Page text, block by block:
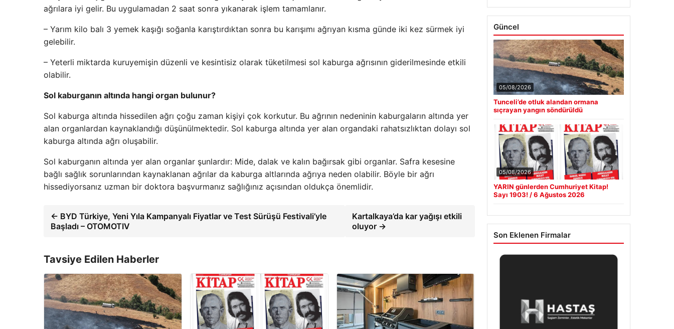
ağrılara iyi gelir. Bu uygulamadan 2 saat sonra yıkanarak işlem tamamlanır.
– Yarım kilo balı 3 yemek kaşığı soğanla karıştırdıktan sonra bu karışımı ağrıyan kısma günde iki kez sürmek iyi
gelebilir.
– Yeterli miktarda kuruyemişin düzenli ve kesintisiz olarak tüketilmesi sol kaburga ağrısının giderilmesinde etkili
olabilir.
Sol kaburganın altında hangi organ bulunur?
Sol kaburga altında hissedilen ağrı çoğu zaman kişiyi çok korkutur. Bu ağrının nedeninin kaburgaların altında yer
alan organlardan kaynaklandığı düşünülmektedir. Sol kaburga altında yer alan organdaki rahatsızlıktan dolayı sol
kaburga altında ağrı oluşabilir.
Sol kaburganın altında yer alan organlar şunlardır: Mide, dalak ve kalın bağırsak gibi organlar. Safra kesesine
bağlı sağlık sorunlarından kaynaklanan ağrılar da kaburga altlarında ağrıya neden olabilir. Böyle bir ağrı
hissediyorsanız uzman bir doktora başvurmanız sağlığınız açısından oldukça önemlidir.
← BYD Türkiye, Yeni Yıla Kampanyalı Fiyatlar ve Test Sürüşü Festivali’yle
Başladı – OTOMOTIV
Kartalkaya’da kar yağışı etkili
oluyor →
Tavsiye Edilen Haberler
Güncel
05/08/2026
Tunceli’de otluk alandan ormana
sıçrayan yangın söndürüldü
05/08/2026
YARIN günlerden Cumhuriyet Kitap!
Sayı 1903! / 6 Ağustos 2026
Son Eklenen Firmalar